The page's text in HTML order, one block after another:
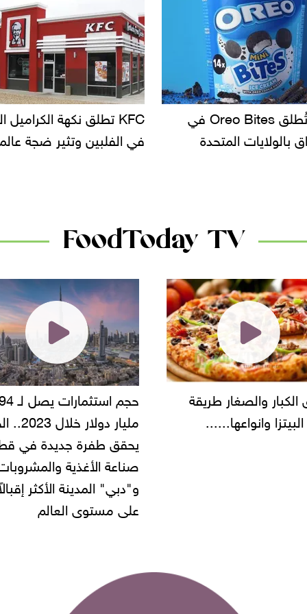
KFC تطلق نكهة الكراميل المملح
وتثير ضجة عالمية
دعوات للتحقيق في أسباب
سحب بعض ألبان الأطفال
FoodToday TV
حجم استثمارات يصل لـ 94
مليار دولار خلال 2023.. الخليج
"أمن القاهرة" يضبط
شركة مطاعم استولى على
أموال المواطنين بزعم